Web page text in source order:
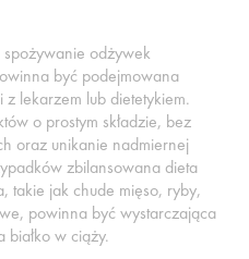
odżywek
być podejmowana
lekarzem lub dietetykiem.
o prostym składzie, bez
oraz unikanie nadmiernej
zbilansowana dieta
takie jak chude mięso, ryby,
powinna być wystarczająca
w ciąży.